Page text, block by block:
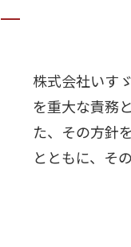
株式会社いす
を重大な責務
た、その方針
とともに、そ